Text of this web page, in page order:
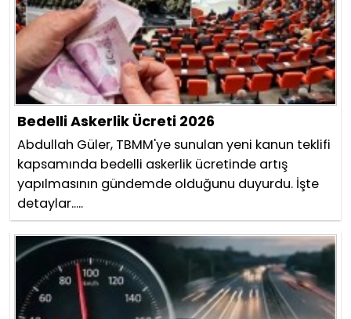
Bedelli Askerlik Ücreti 2026
Abdullah Güler, TBMM'ye sunulan yeni kanun teklifi
kapsamında bedelli askerlik ücretinde artış
yapılmasının gündemde olduğunu duyurdu. İşte
detaylar.....